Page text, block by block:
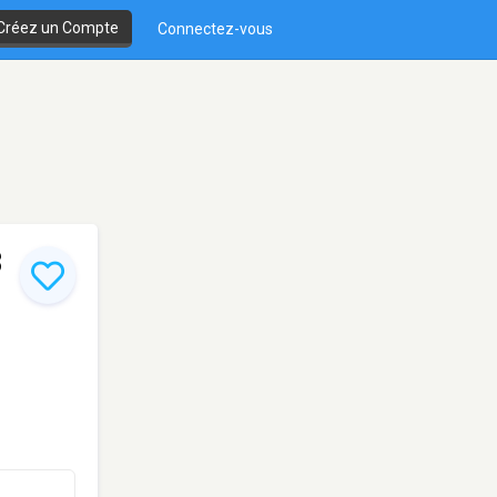
un Compte Connectez-vous